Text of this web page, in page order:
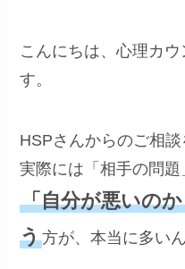
こんにちは、心理カ
す。
HSPさんからのご相談
実際には「相手の問題
「自分が悪いの
う方が、本当に多いん